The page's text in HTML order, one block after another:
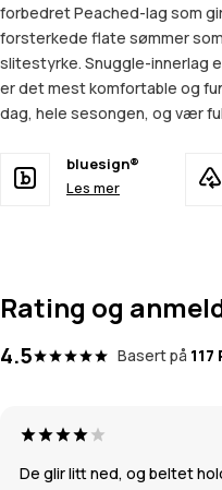
forbedret Peached-lag som
forsterkede flate sømmer
slitestyrke. Snuggle-innerlag
er det mest komfortable og
dag, hele sesongen, og vær
bluesign®
Les mer
Rating og
4.5 Basert på
De glir litt ned, og beltet